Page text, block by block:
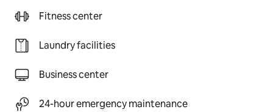
Fitness center
Laundry facilities
Business center
24-hour emergency maintenance